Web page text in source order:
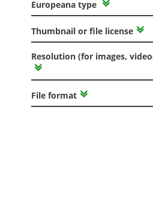
Europeana type
Thumbnail or file license
Resolution (for images,
File format